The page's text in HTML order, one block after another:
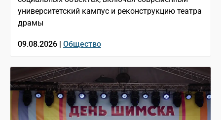
университетский кампус и реконструкцию театра
драмы
09.08.2026 | Общество